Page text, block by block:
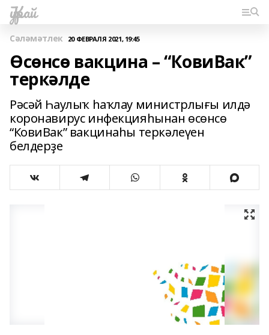
Ҡурай
Сәләмәтлек 20 ФЕВРАЛЯ 2021, 19:45
Өсөнсө вакцина – “КовиВак”
теркәлде
Рәсәй Һаулыҡ һаҡлау министрлығы илдә
коронавирус инфекцияһынан өсөнсө
“КовиВак” вакцинаһы теркәлеүен
белдерҙе